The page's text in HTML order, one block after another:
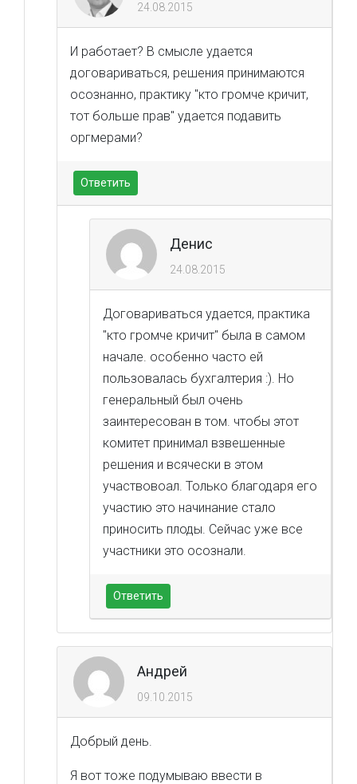
24.08.2015
И работает? В смысле удается
договариваться, решения принимаются
осознанно, практику "кто громче кричит,
тот больше прав" удается подавить
оргмерами?
Ответить
Денис
24.08.2015
Договариваться удается, практика
"кто громче кричит" была в самом
начале. особенно часто ей
пользовалась бухгалтерия :). Но
генеральный был очень
заинтересован в том. чтобы этот
комитет принимал взвешенные
решения и всячески в этом
участвовоал. Только благодаря его
участию это начинание стало
приносить плоды. Сейчас уже все
участники это осознали.
Ответить
Андрей
09.10.2015
Добрый день.
Я вот тоже подумываю ввести в